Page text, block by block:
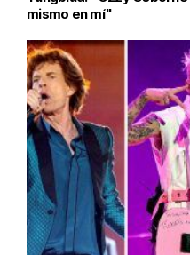
mismo en mí"